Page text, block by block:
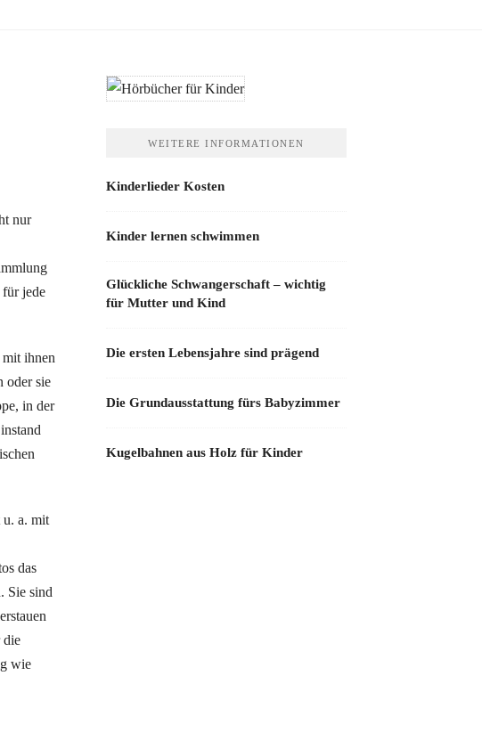
nur
jede
ihnen
oder sie
in der
u. a. mit
das
Sie sind
die
wie
WEITERE INFORMATIONEN
Kinderlieder Kosten
Kinder lernen schwimmen
Glückliche Schwangerschaft – wichtig
für Mutter und Kind
Die ersten Lebensjahre sind prägend
Die Grundausstattung fürs Babyzimmer
Kugelbahnen aus Holz für Kinder